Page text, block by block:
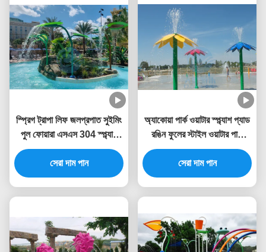
স্প্রিগ ট্রাপা লিফ জলপ্রপাত সুইমিং
পুল ফোয়ারা এসএস 304 স্প্ল্যাশ
পার্কের জন্য
সেরা দাম পান
অ্যাকোয়া পার্ক ওয়াটার স্প্ল্যাশ প্যাড
রঙিন ফুলের স্টাইল ওয়াটার পার্ক
ফোয়ারা 3.0 মিটার উচ্চতা
সেরা দাম পান